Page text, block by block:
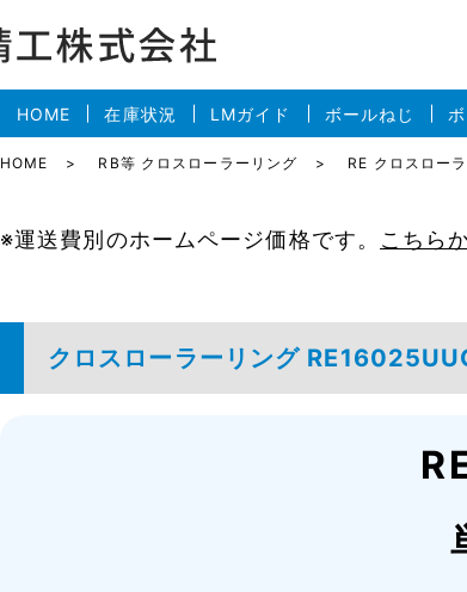
HOME 在庫状況 LMガイド ボールねじ
HOME RB等 クロスローラーリング RE クロスロー
※運送費別のホームページ価格です。 こちら
クロスローラーリング